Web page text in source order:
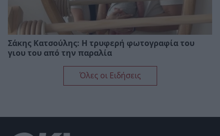
Σάκης Κατσούλης: Η τρυφερή φωτογραφία του
γιου του από την παραλία
Όλες οι Ειδήσεις